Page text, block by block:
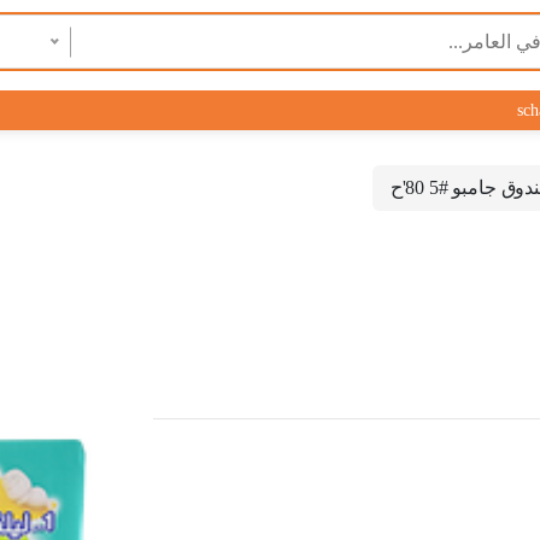
جامبو #5 80'ح